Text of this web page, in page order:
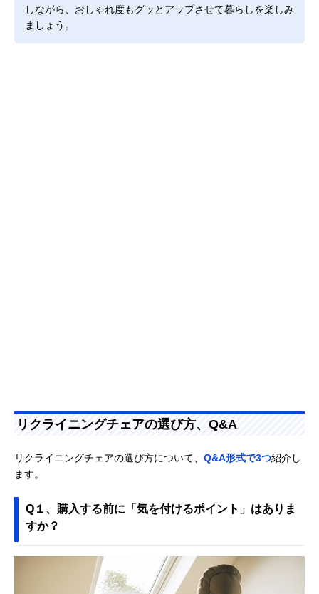
しながら、おしゃれ度もグッとアップさせて暮らしを楽しみ
ましょう。
リクライニングチェアの選び方、Q&A
リクライニングチェアの選び方について、 Q&A形式で3つ紹介し
ます。
Q１、購入する前に「気を付けるポイント」はありま
すか？